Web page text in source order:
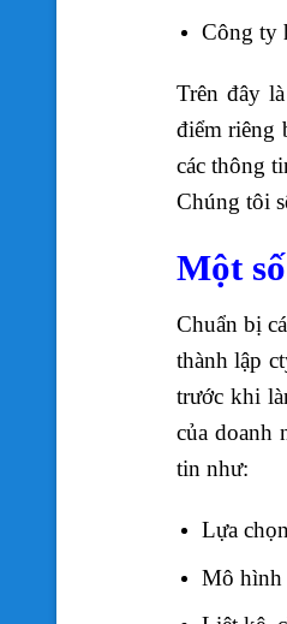
Công ty
Trên đây
điểm riêng
các thông
Chúng tôi
Một
Chuẩn bị
thành lập
trước khi
của doanh
tin như:
Lựa
Mô hình